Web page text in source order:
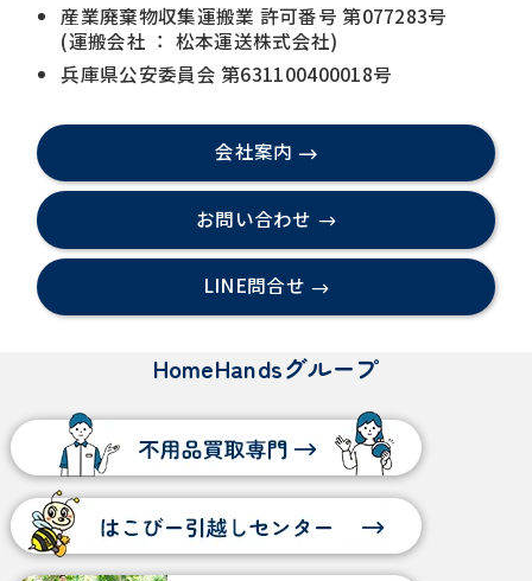
産業廃棄物収集運搬業 許可番号 第077283号
(運搬会社 ： 松本運送株式会社)
兵庫県公安委員会 第631100400018号
会社案内
お問い合わせ
LINE問合せ
HomeHandsグループ